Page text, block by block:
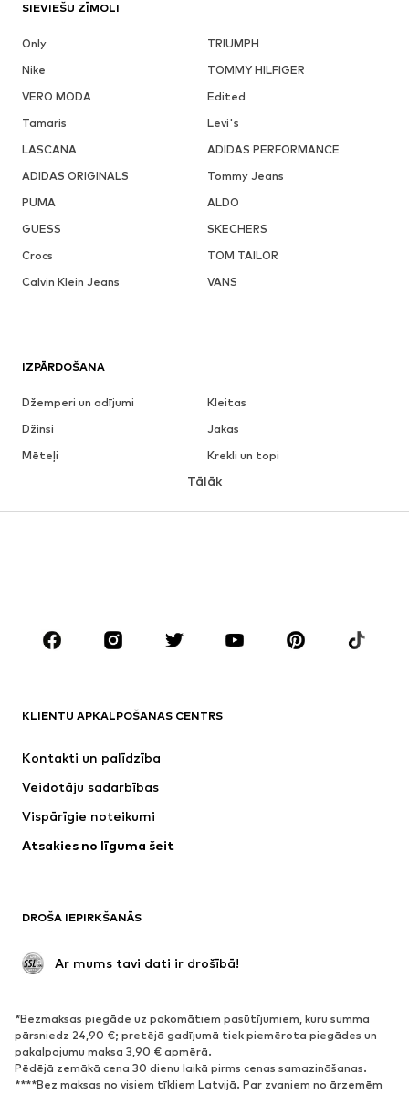
SIEVIEŠU ZĪMOLI
Only
TRIUMPH
Nike
TOMMY HILFIGER
VERO MODA
Edited
Tamaris
Levi's
LASCANA
ADIDAS PERFORMANCE
ADIDAS ORIGINALS
Tommy Jeans
PUMA
ALDO
GUESS
SKECHERS
Crocs
TOM TAILOR
Calvin Klein Jeans
VANS
IZPĀRDOŠANA
Džemperi un adījumi
Kleitas
Džinsi
Jakas
Mēteļi
Krekli un topi
Apakšveļa
Svārki
Blūzes un tunikas
Aksesuāri
Premium
Jaunumi
Šobrīd populāri
Apakšveļa
Mēteļi
Svinības
Ekskluzīvi
APAVI
Jaunumi
Šobrīd populāri
Brīvā laika apavi
Puszābaki
Tālāk
KLIENTU APKALPOŠANAS CENTRS
Kontakti un palīdzība
Veidotāju sadarbības
Vispārīgie noteikumi
Atsakies no līguma šeit
DROŠA IEPIRKŠANĀS
Ar mums tavi dati ir drošībā!
*Bezmaksas piegāde uz pakomātiem pasūtījumiem, kuru summa
pārsniedz 24,90 €; pretējā gadījumā tiek piemērota piegādes un
pakalpojumu maksa 3,90 € apmērā.
Pēdējā zemākā cena 30 dienu laikā pirms cenas samazināšanas.
****Bez maksas no visiem tīkliem Latvijā. Par zvaniem no ārzemēm